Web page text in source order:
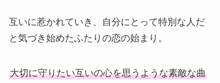
互いに惹かれていき、自分にとって特別な人だ
と気づき始めたふたりの恋の始まり。
大切に守りたい互いの心を思うような素敵な曲